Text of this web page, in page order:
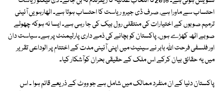
احتساب سے ماورا ہے، صرف ڈی جیرو ریاست کا احتساب ہوتا ہے۔ اٹھارہویں آئینی
ترمیم صوبوں کے اختیارات کی منتقلی رول بیک کی جا رہی ہے۔ ایسا نہ ہوکہ چھوٹے
صوبے اٹھ کھڑے ہوں، پاکستان کو بچانے کی ذمے داری پارلیمنٹ پر ہے۔ سیاست دان
اور فلسفی فرحت اﷲ بابر نے سینیٹ میں اپنی آئینی مدت کے اختتام پر الوداعی تقریر
میں یہ حقائق بیان کرکے اس ملک کے حقیقی بحران کوآشکار کیا۔
پاکستان دنیا کے ان منفرد ممالک میں شامل ہے جو ووٹ کے ذریعے قائم ہوا ۔ اس